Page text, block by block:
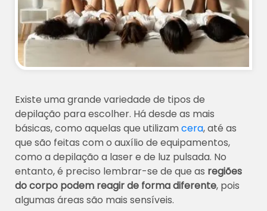
Existe uma grande variedade de tipos de
depilação para escolher. Há desde as mais
básicas, como aquelas que utilizamcera, até as
que são feitas com o auxílio de equipamentos,
como a depilação a laser e de luz pulsada. No
entanto, é preciso lembrar-se de que as regiões
do corpo podem reagir de forma diferente, pois
algumas áreas são mais sensíveis.